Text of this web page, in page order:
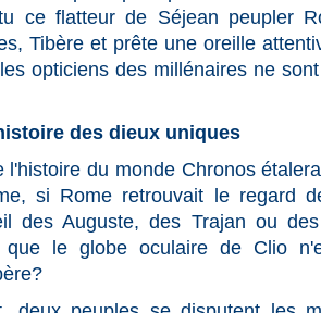
ce flatteur de Séjean peupler
Tibère et prête une oreille
opticiens des millénaires ne
des dieux uniques
l'histoire du monde Chronos
si Rome retrouvait le regard
des Auguste, des Trajan ou
que le globe oculaire de Clio